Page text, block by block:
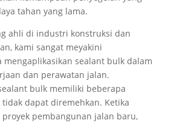
tahan yang lama.
ahli di industri konstruksi dan
kami sangat meyakini
mengaplikasikan sealant bulk dalam
dan perawatan jalan.
bulk memiliki beberapa
dapat diremehkan. Ketika
pembangunan jalan baru,